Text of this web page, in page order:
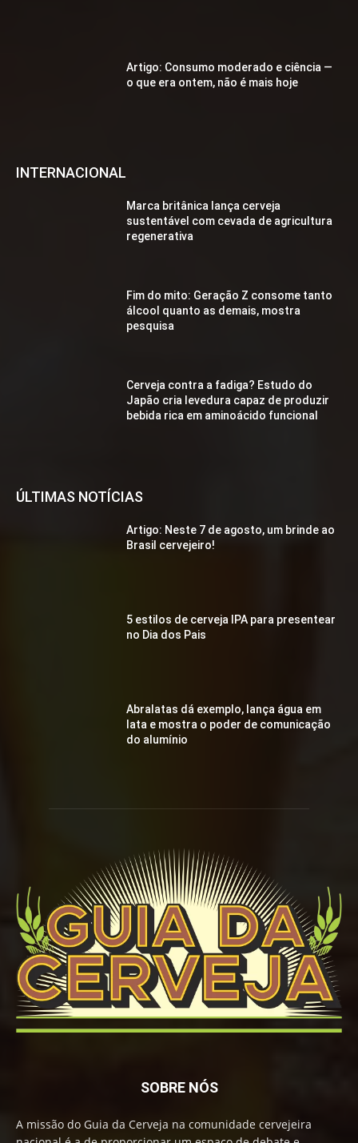
Artigo: Consumo moderado e ciência —
o que era ontem, não é mais hoje
INTERNACIONAL
Marca britânica lança cerveja
sustentável com cevada de agricultura
regenerativa
Fim do mito: Geração Z consome tanto
álcool quanto as demais, mostra
pesquisa
Cerveja contra a fadiga? Estudo do
Japão cria levedura capaz de produzir
bebida rica em aminoácido funcional
ÚLTIMAS NOTÍCIAS
Artigo: Neste 7 de agosto, um brinde ao
Brasil cervejeiro!
5 estilos de cerveja IPA para presentear
no Dia dos Pais
Abralatas dá exemplo, lança água em
lata e mostra o poder de comunicação
do alumínio
SOBRE NÓS
A missão do Guia da Cerveja na comunidade cervejeira